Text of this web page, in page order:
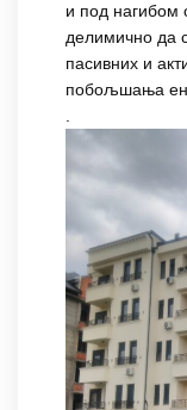
и под нагибом
делимично да
пасивних и
побољшања
.